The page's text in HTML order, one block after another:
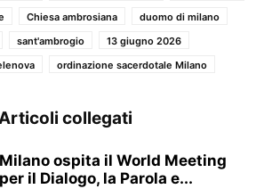
Chiesa ambrosiana
duomo di milano
sant'ambrogio
13 giugno 2026
ordinazione sacerdotale Milano
collegati
Milano ospita il World Meeting
per il Dialogo, la Parola e...